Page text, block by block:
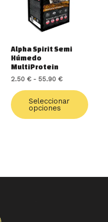
Alpha Spirit Semi
Húmedo
MultiProtein
2.50 € - 55.90 €
Seleccionar
opciones